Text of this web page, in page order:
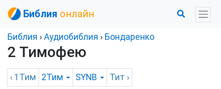
Библия онлайн
Библия › Аудиобиблия › Бондаренко
2 Тимофею
‹ 1Тим 2Тим SYNB Тит ›